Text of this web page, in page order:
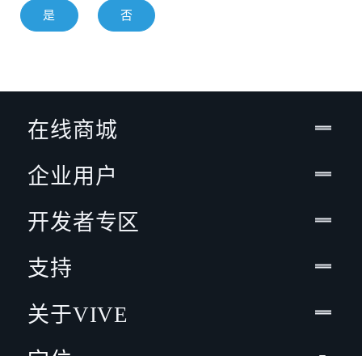
是 否
在线商城
企业用户
开发者专区
支持
关于VIVE